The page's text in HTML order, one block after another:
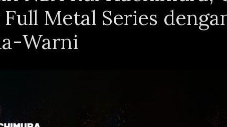
Metal Series
Warni